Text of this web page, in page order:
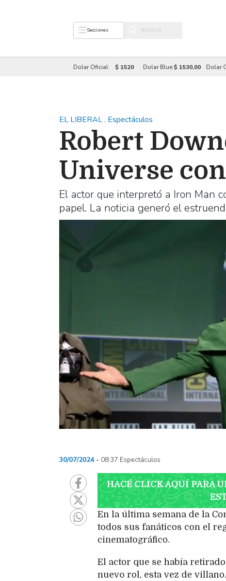
Secciones
Dolar Oficial: $ 1520 Dolar Blue:$ 1530,00 Dolar
EL LIBERAL. Espectáculos
Robert
Universe
El actor que interpretó a Iron Man
papel. La noticia generó el
30/07/2024 08:37 Espectáculos
HACÉ CLICK AQUÍ PARA
En la última semana de la
todos sus fanáticos con el
cinematográfico.
El actor que se había
nuevo rol, esta vez de villano.